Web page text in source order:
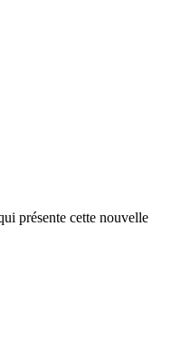
présente cette nouvelle